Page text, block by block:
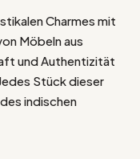
Charmes mit
Möbeln aus
und Authentizität
Stück dieser
indischen
Holz.